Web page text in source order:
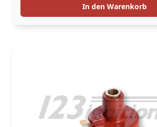
In den Warenkorb